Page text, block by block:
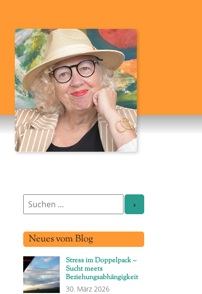
Neues vom Blog
Stress im Doppelpack –
Sucht meets
Beziehungsabhängigkeit
30. März 2026